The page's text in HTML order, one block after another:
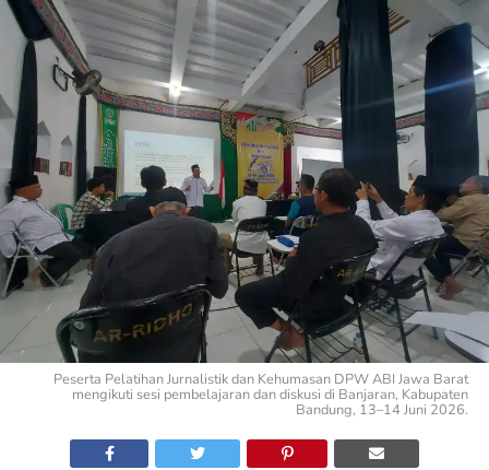
Peserta Pelatihan Jurnalistik dan Kehumasan DPW ABI Jawa Barat
mengikuti sesi pembelajaran dan diskusi di Banjaran, Kabupaten
Bandung, 13–14 Juni 2026.